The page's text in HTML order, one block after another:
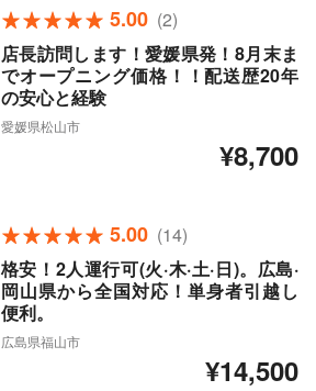
5.00 (2)
店長訪問します！愛媛県発！8月末ま
でオープニング価格！！配送歴20年
の安心と経験
愛媛県松山市
¥8,700
5.00 (14)
格安！2人運行可(火·木·土·日)。広島·
岡山県から全国対応！単身者引越し
便利。
広島県福山市
¥14,500